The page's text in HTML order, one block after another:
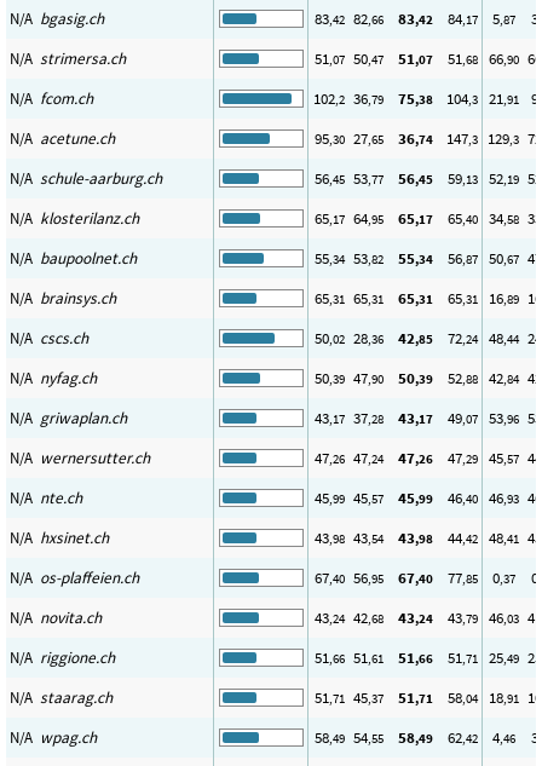
N/A bgasig.ch 83,42 82,66 83,42 84,17 5,87 3
N/A strimersa.ch 51,07 50,47 51,07 51,68 66,90 66
N/A fcom.ch 102,2 36,79 75,38 104,3 21,91 9
N/A acetune.ch 95,30 27,65 36,74 147,3 129,3 72
N/A schule-aarburg.ch 56,45 53,77 56,45 59,13 52,19 52
N/A klosterilanz.ch 65,17 64,95 65,17 65,40 34,58 33
N/A baupoolnet.ch 55,34 53,82 55,34 56,87 50,67 47
N/A brainsys.ch 65,31 65,31 65,31 65,31 16,89 16
N/A cscs.ch 50,02 28,36 42,85 72,24 48,44 24
N/A nyfag.ch 50,39 47,90 50,39 52,88 42,84 42
N/A griwaplan.ch 43,17 37,28 43,17 49,07 53,96 53
N/A wernersutter.ch 47,26 47,24 47,26 47,29 45,57 44
N/A nte.ch 45,99 45,57 45,99 46,40 46,93 46
N/A hxsinet.ch 43,98 43,54 43,98 44,42 48,41 45
N/A os-plaffeien.ch 67,40 56,95 67,40 77,85 0,37 0
N/A novita.ch 43,24 42,68 43,24 43,79 46,03 41
N/A riggione.ch 51,66 51,61 51,66 51,71 25,49 25
N/A staarag.ch 51,71 45,37 51,71 58,04 18,91 10
N/A wpag.ch 58,49 54,55 58,49 62,42 4,46 3